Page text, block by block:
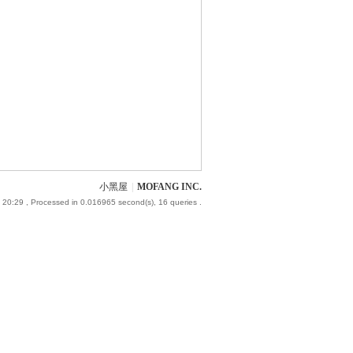
小黑屋 MOFANG INC.
20:29 , Processed in 0.016965 second(s), 16 queries .